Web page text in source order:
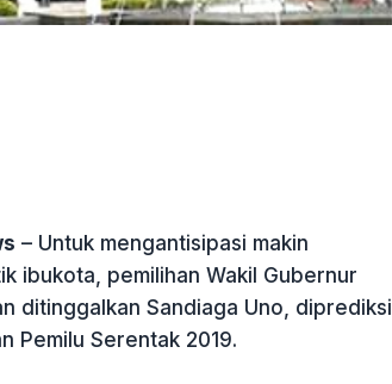
– Untuk mengantisipasi makin
ibukota, pemilihan Wakil Gubernur
ditinggalkan Sandiaga Uno, diprediksi
Pemilu Serentak 2019.